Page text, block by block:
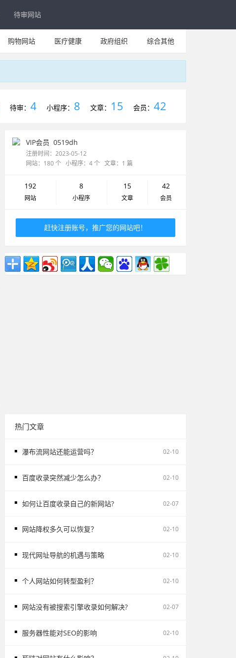
待审网站
购物网站 医疗健康 政府组织 综合其他
待审： 4 小程序： 8 文章： 15 会员： 42
VIP会员 0519dh
注册时间：2023-05-12
网站：180 个 小程序：4 个 文章：1 篇
192
网站
8
小程序
15
文章
42
会员
赶快注册账号，推广您的网站吧！
热门文章
瀑布流网站还能运营吗？ 02-10
百度收录突然减少怎么办？ 02-10
如何让百度收录自己的新网站? 02-07
网站降权多久可以恢复？ 02-10
现代网址导航的机遇与策略 02-10
个人网站如何转型盈利？ 02-10
网站没有被搜索引擎收录如何解决? 02-07
服务器性能对SEO的影响 02-10